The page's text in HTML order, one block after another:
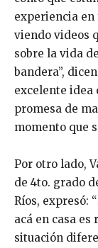
experiencia en
viendo videos
sobre la vida
bandera”,
excelente idea
promesa de
momento que
Por otro lado,
de 4to. grado
Ríos, expresó:
acá en casa
situación